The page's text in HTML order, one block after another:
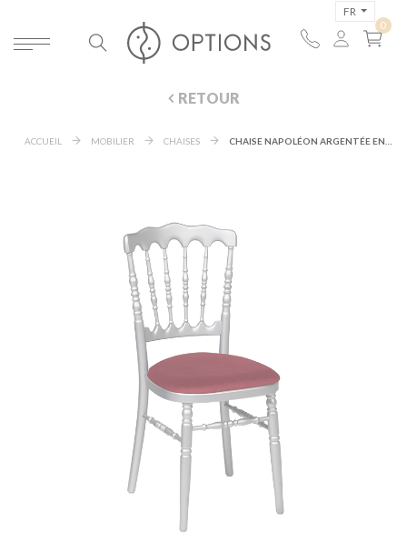
FR
RETOUR
ACCUEIL MOBILIER CHAISES